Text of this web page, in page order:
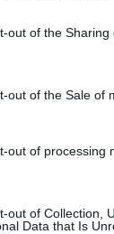
out of the Sharing
out of the Sale of
out of processing
out of Collection,
Data that Is